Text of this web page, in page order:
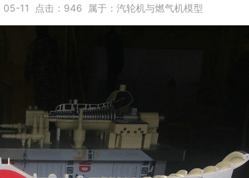
05-11 点击： 946 属于： 汽轮机与燃气机模型